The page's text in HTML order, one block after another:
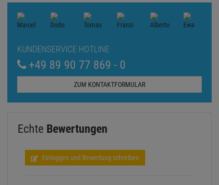
KUNDENSERVICE HOTLINE
+49 89 90 77 869 - 0
ZUM KONTAKTFORMULAR
Echte Bewertungen
Einloggen und Bewertung schreiben